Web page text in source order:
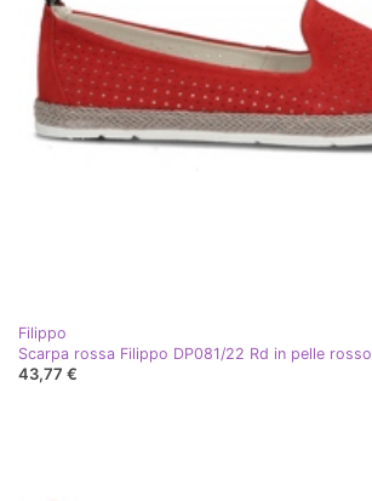
Filippo
Scarpa rossa Filippo DP081/22 Rd in pelle rosso
43,77 €